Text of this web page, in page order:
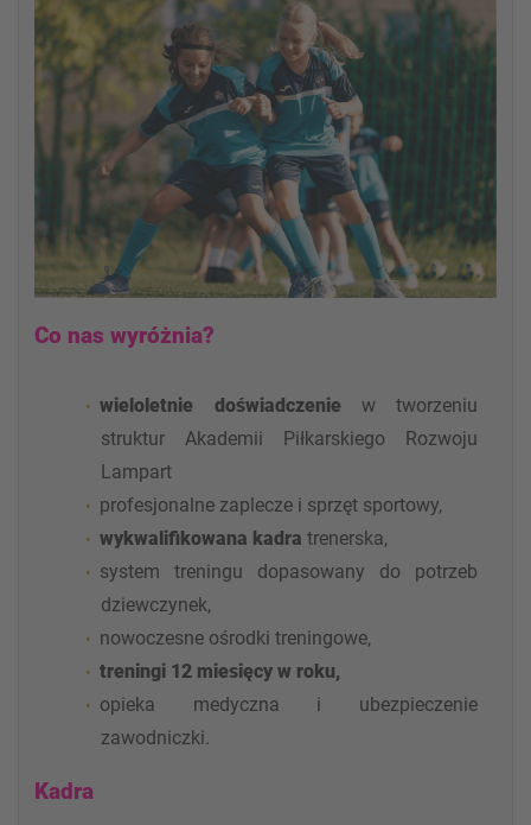
Co nas wyróżnia?
wieloletnie doświadczenie w tworzeniu
struktur Akademii Piłkarskiego Rozwoju
Lampart
profesjonalne zaplecze i sprzęt sportowy,
wykwalifikowana kadra trenerska,
system treningu dopasowany do potrzeb
dziewczynek,
nowoczesne ośrodki treningowe,
treningi 12 miesięcy w roku,
opieka medyczna i ubezpieczenie
zawodniczki.
Kadra